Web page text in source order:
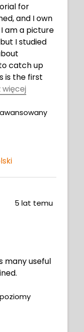
for
and I own
am a picture
I studied
catch up
is the first
więcej
does
I am
ability to
5 lat temu
many useful